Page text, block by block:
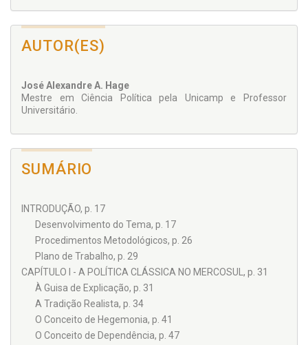
AUTOR(ES)
José Alexandre A. Hage
Mestre em Ciência Política pela Unicamp e Professor
Universitário.
SUMÁRIO
INTRODUÇÃO, p. 17
Desenvolvimento do Tema, p. 17
Procedimentos Metodológicos, p. 26
Plano de Trabalho, p. 29
CAPÍTULO I - A POLÍTICA CLÁSSICA NO MERCOSUL, p. 31
À Guisa de Explicação, p. 31
A Tradição Realista, p. 34
O Conceito de Hegemonia, p. 41
O Conceito de Dependência, p. 47